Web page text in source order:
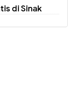
di Sinak